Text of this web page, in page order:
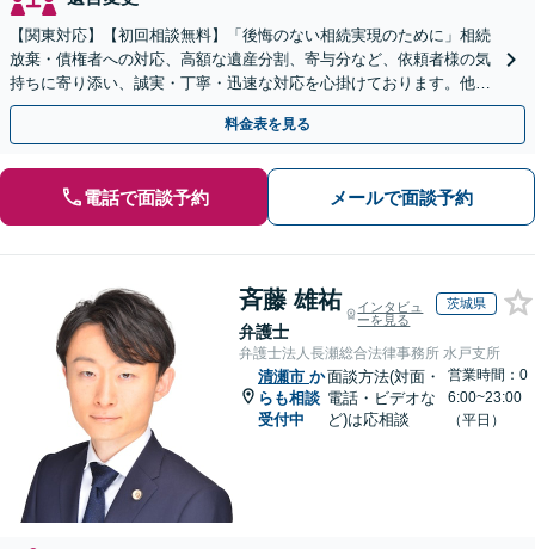
【関東対応】【初回相談無料】「後悔のない相続実現のために」相続
放棄・債権者への対応、高額な遺産分割、寄与分など、依頼者様の気
持ちに寄り添い、誠実・丁寧・迅速な対応を心掛けております。他士
業とも連携し円滑な相続を目指します【夜間相談可】
料金表を見る
電話で面談予約 メールで面談予約
斉藤 雄祐
弁護士
インタビュ
ーを見る
茨城県
弁護士法人長瀬総合法律事務所 水戸支所
清瀬市 か
らも相談
受付中
面談方法(対面・
電話・ビデオな
ど)は応相談
営業時間：0
6:00~23:00
（平日）